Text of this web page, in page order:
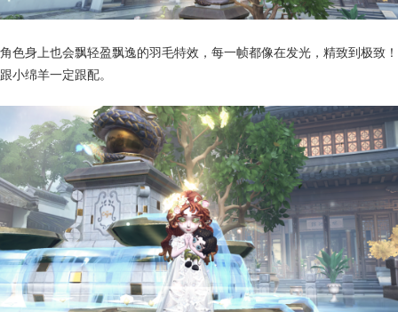
角色身上也会飘轻盈飘逸的羽毛特效，每一帧都像在发光，精致到极致！
跟小绵羊一定跟配。